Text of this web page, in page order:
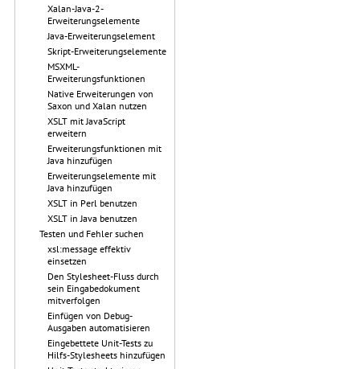
Xalan-Java-2-
Erweiterungselemente
Java-Erweiterungselement
Skript-Erweiterungselemente
MSXML-
Erweiterungsfunktionen
Native Erweiterungen von
Saxon und Xalan nutzen
XSLT mit JavaScript
erweitern
Erweiterungsfunktionen mit
Java hinzufügen
Erweiterungselemente mit
Java hinzufügen
XSLT in Perl benutzen
XSLT in Java benutzen
Testen und Fehler suchen
xsl:message effektiv
einsetzen
Den Stylesheet-Fluss durch
sein Eingabedokument
mitverfolgen
Einfügen von Debug-
Ausgaben automatisieren
Eingebettete Unit-Tests zu
Hilfs-Stylesheets hinzufügen